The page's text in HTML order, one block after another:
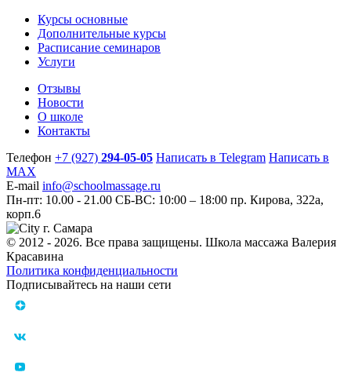
Курсы основные
Дополнительные курсы
Расписание семинаров
Услуги
Отзывы
Новости
О школе
Контакты
Телефон +7 (927) 294-05-05 Написать в Telegram Написать в
MAX
E-mail info@schoolmassage.ru
Пн-пт: 10.00 - 21.00 СБ-ВС: 10:00 – 18:00 пр. Кирова, 322a,
корп.6
г. Самара
© 2012 - 2026. Все права защищены. Школа массажа Валерия
Красавина
Политика конфиденциальности
Подписывайтесь на наши сети